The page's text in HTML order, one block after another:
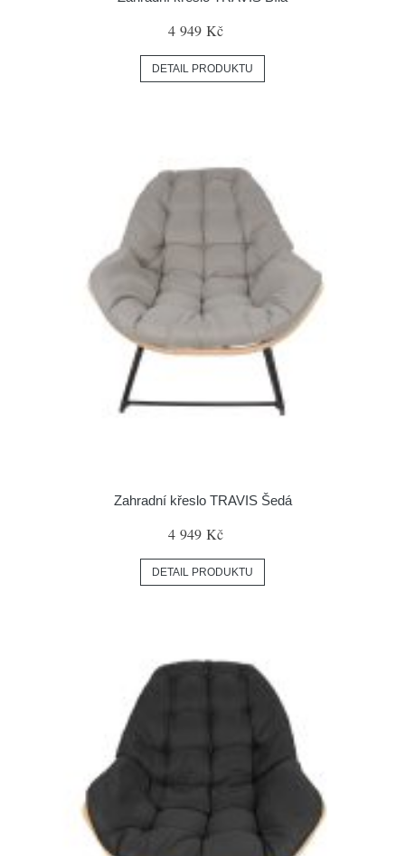
4 949 Kč
DETAIL PRODUKTU
Zahradní křeslo TRAVIS Šedá
4 949 Kč
DETAIL PRODUKTU